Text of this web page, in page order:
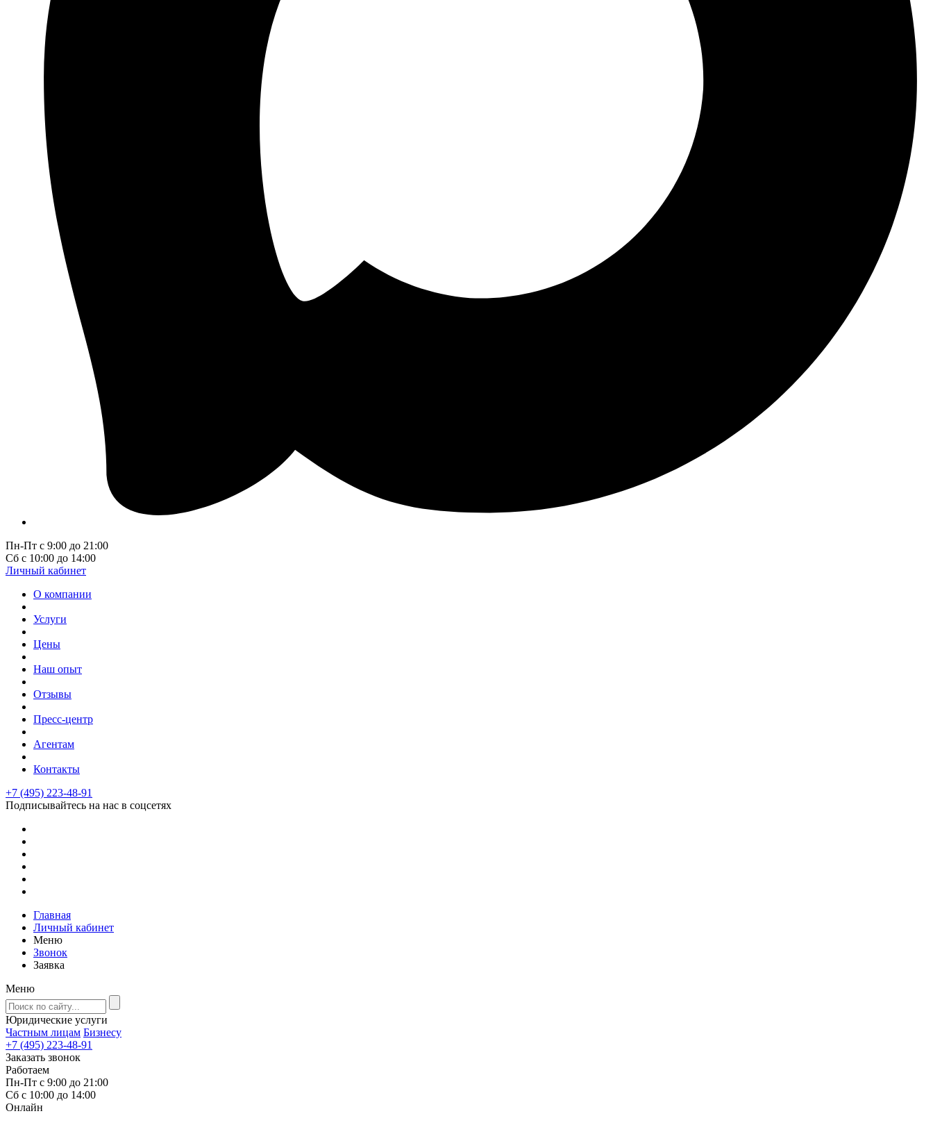
Пн-Пт с 9:00 до 21:00
Сб с 10:00 до 14:00
Личный кабинет
О компании
Услуги
Цены
Наш опыт
Отзывы
Пресс-центр
Агентам
Контакты
+7 (495) 223-48-91
Подписывайтесь на нас в соцсетях
Главная
Личный кабинет
Меню
Звонок
Заявка
Меню
Юридические услуги
Частным лицам Бизнесу
+7 (495) 223-48-91
Заказать звонок
Работаем
Пн-Пт с 9:00 до 21:00
Сб с 10:00 до 14:00
Онлайн